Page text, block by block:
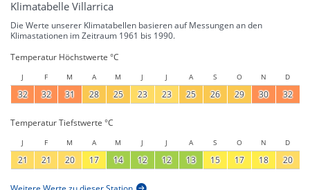
Klimatabelle Villarrica
Die Werte unserer Klimatabellen basieren auf Messungen an den
Klimastationen im Zeitraum 1961 bis 1990.
Temperatur Höchstwerte °C
J F M A M J J A S O N D
32 32 31 28 25 23 23 25 26 29 30 32
Temperatur Tiefstwerte °C
J F M A M J J A S O N D
21 21 20 17 14 12 12 13 15 17 18 20